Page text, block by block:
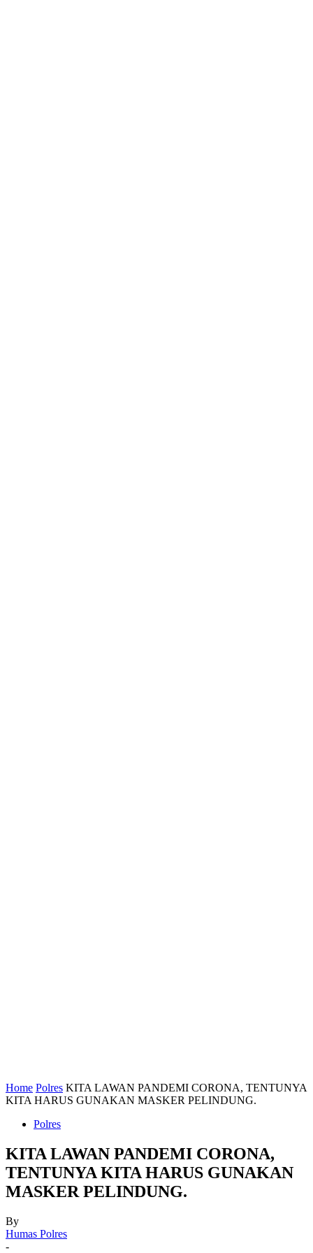
Home Polres KITA LAWAN PANDEMI CORONA, TENTUNYA
KITA HARUS GUNAKAN MASKER PELINDUNG.
Polres
KITA LAWAN PANDEMI CORONA,
TENTUNYA KITA HARUS GUNAKAN
MASKER PELINDUNG.
By
Humas Polres
-